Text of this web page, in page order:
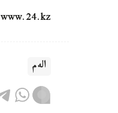
www.24.kz
الەم